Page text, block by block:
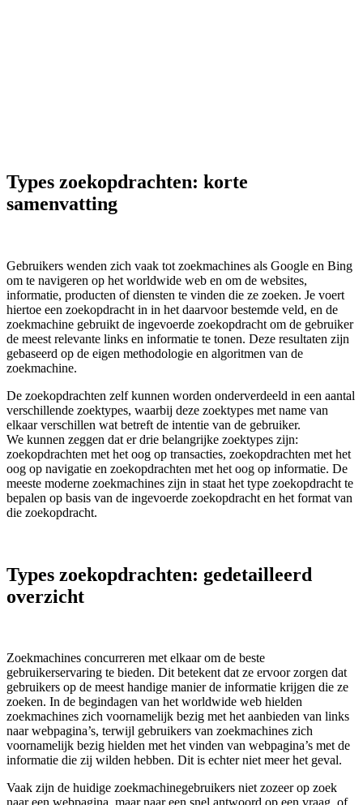
Types zoekopdrachten: korte
samenvatting
Gebruikers wenden zich vaak tot zoekmachines als Google en Bing
om te navigeren op het worldwide web en om de websites,
informatie, producten of diensten te vinden die ze zoeken. Je voert
hiertoe een zoekopdracht in in het daarvoor bestemde veld, en de
zoekmachine gebruikt de ingevoerde zoekopdracht om de gebruiker
de meest relevante links en informatie te tonen. Deze resultaten zijn
gebaseerd op de eigen methodologie en algoritmen van de
zoekmachine.
De zoekopdrachten zelf kunnen worden onderverdeeld in een aantal
verschillende zoektypes, waarbij deze zoektypes met name van
elkaar verschillen wat betreft de intentie van de gebruiker.
We kunnen zeggen dat er drie belangrijke zoektypes zijn:
zoekopdrachten met het oog op transacties, zoekopdrachten met het
oog op navigatie en zoekopdrachten met het oog op informatie. De
meeste moderne zoekmachines zijn in staat het type zoekopdracht te
bepalen op basis van de ingevoerde zoekopdracht en het format van
die zoekopdracht.
Types zoekopdrachten: gedetailleerd
overzicht
Zoekmachines concurreren met elkaar om de beste
gebruikerservaring te bieden. Dit betekent dat ze ervoor zorgen dat
gebruikers op de meest handige manier de informatie krijgen die ze
zoeken. In de begindagen van het worldwide web hielden
zoekmachines zich voornamelijk bezig met het aanbieden van links
naar webpagina’s, terwijl gebruikers van zoekmachines zich
voornamelijk bezig hielden met het vinden van webpagina’s met de
informatie die zij wilden hebben. Dit is echter niet meer het geval.
Vaak zijn de huidige zoekmachinegebruikers niet zozeer op zoek